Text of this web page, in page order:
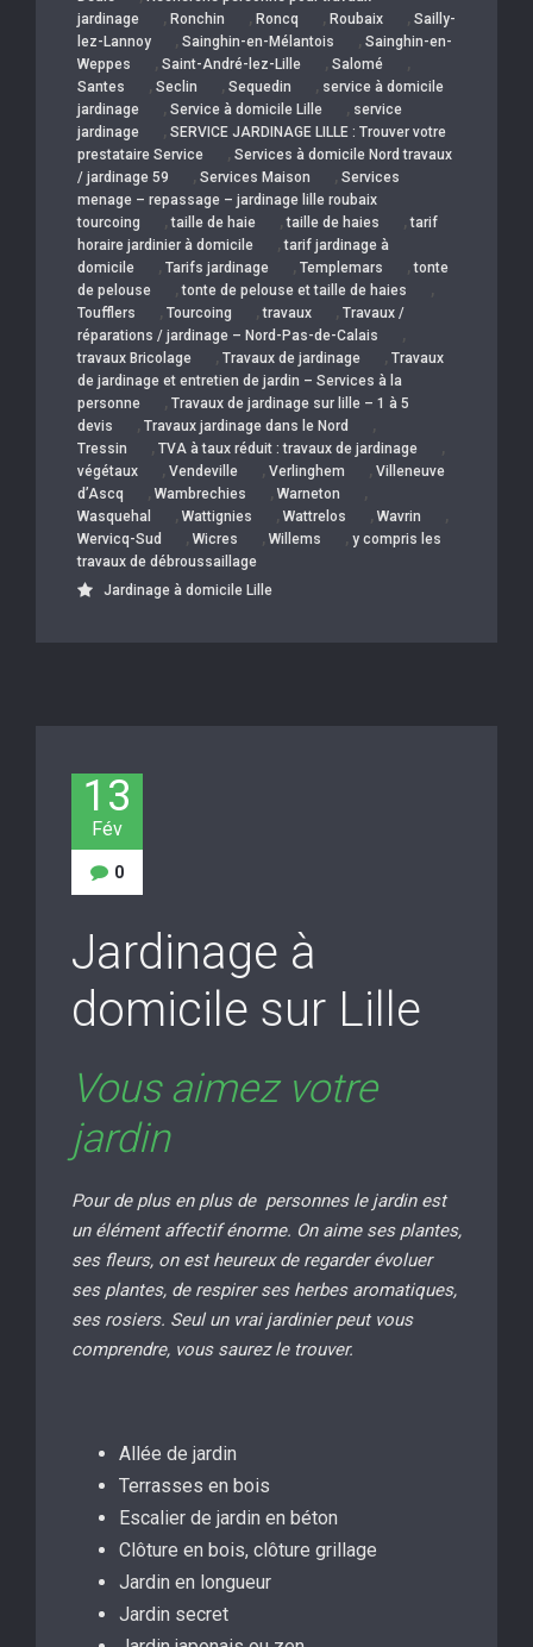
jardinage
, Ronchin , Roncq , Roubaix , Sailly-
lez-Lannoy
, Sainghin-en-Mélantois , Sainghin-en-
Weppes
, Saint-André-lez-Lille , Salomé ,
Santes , Seclin , Sequedin , service à domicile
jardinage
, Service à domicile Lille , service
jardinage
, SERVICE JARDINAGE LILLE : Trouver votre
prestataire Service
, Services à domicile Nord travaux
/ jardinage 59
, Services Maison , Services
menage – repassage – jardinage lille roubaix
tourcoing
,taille de haie ,taille de haies ,tarif
horaire jardinier à domicile
,tarif jardinage à
domicile
, Tarifs jardinage , Templemars ,tonte
de pelouse
,tonte de pelouse et taille de haies ,
Toufflers , Tourcoing ,travaux , Travaux /
réparations / jardinage – Nord-Pas-de-Calais
,
travaux Bricolage , Travaux de jardinage , Travaux
de jardinage et entretien de jardin – Services à la
personne
, Travaux de jardinage sur lille – 1 à 5
devis
, Travaux jardinage dans le Nord ,
Tressin , TVA à taux réduit : travaux de jardinage ,
végétaux , Vendeville , Verlinghem , Villeneuve
d’Ascq
, Wambrechies , Warneton ,
Wasquehal , Wattignies , Wattrelos , Wavrin ,
Wervicq-Sud , Wicres , Willems , y compris les
travaux de débroussaillage
Jardinage à domicile Lille
13
Fév
0
Jardinage à
domicile sur Lille
Vous aimez votre
jardin
Pour de plus en plus de personnes le jardin est
un élément affectif énorme. On aime ses plantes,
ses fleurs, on est heureux de regarder évoluer
ses plantes, de respirer ses herbes aromatiques,
ses rosiers. Seul un vrai jardinier peut vous
comprendre, vous saurez le trouver.
Allée de jardin
Terrasses en bois
Escalier de jardin en béton
Clôture en bois, clôture grillage
Jardin en longueur
Jardin secret